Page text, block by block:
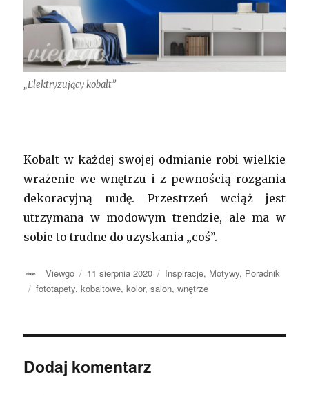
„Elektryzujący kobalt”
Kobalt w każdej swojej odmianie robi wielkie
wrażenie we wnętrzu i z pewnością rozgania
dekoracyjną nudę. Przestrzeń wciąż jest
utrzymana w modowym trendzie, ale ma w
sobie to trudne do uzyskania „coś”.
Autor
Viewgo Opublikowano
11 sierpnia 2020 Kategorie
Inspiracje, Motywy, Poradnik
Tagi
fototapety,kobaltowe,kolor,salon,wnętrze
Dodaj komentarz